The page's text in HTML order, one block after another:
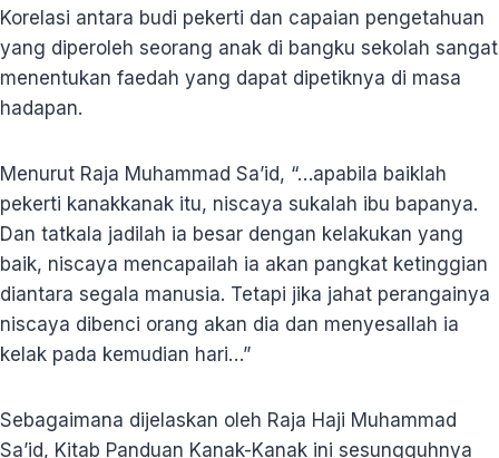
Korelasi antara budi pekerti dan capaian pengetahuan
yang diperoleh seorang anak di bangku sekolah sangat
menentukan faedah yang dapat dipetiknya di masa
hadapan.
Menurut Raja Muhammad Sa’id, “…apabila baiklah
pekerti kanakkanak itu, niscaya sukalah ibu bapanya.
Dan tatkala jadilah ia besar dengan kelakukan yang
baik, niscaya mencapailah ia akan pangkat ketinggian
diantara segala manusia. Tetapi jika jahat perangainya
niscaya dibenci orang akan dia dan menyesallah ia
kelak pada kemudian hari…”
Sebagaimana dijelaskan oleh Raja Haji Muhammad
Sa’id, Kitab Panduan Kanak-Kanak ini sesungguhnya